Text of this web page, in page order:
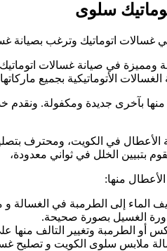
سلوى
اتوماتيك وترغب بصيانة
في صيانة غسالات اتوماتيك
الأتوماتيكية بجميع
منها بآخرى جديدة ومكفولة. ونقدم
في الكويت، ومحترف
بتبيين الخلل في ثواني معدودة،
منها:
الماء إلى الطرمبة في الغسالة
دورة الغسيل بصورة صحيحة.
أو الطرمبة وتغيير التالف منها
ملابس سلوى الكويت و تصليح غسالة